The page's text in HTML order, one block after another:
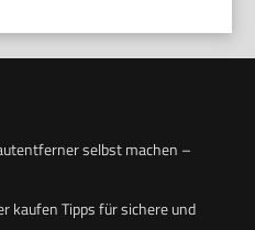
selbst machen –
kaufen Tipps für sichere und